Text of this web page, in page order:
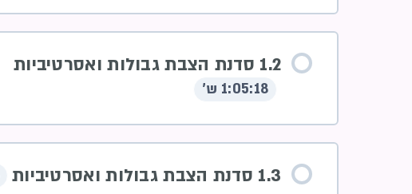
1.2 סדנת הצבת גבולות ואסרטיביות
1:05:18 ש'
1.3 סדנת הצבת גבולות ואסרטיביות